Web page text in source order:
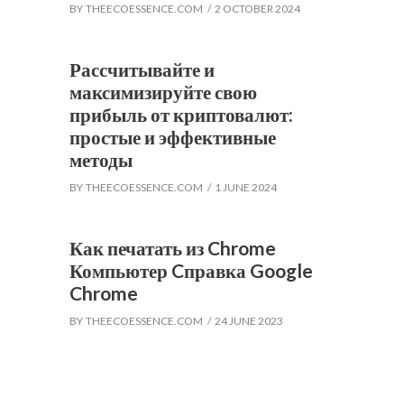
BY THEECOESSENCE.COM 2 OCTOBER 2024
Рассчитывайте и
максимизируйте свою
прибыль от криптовалют:
простые и эффективные
методы
BY THEECOESSENCE.COM 1 JUNE 2024
Как печатать из Chrome
Компьютер Cправка Google
Chrome
BY THEECOESSENCE.COM 24 JUNE 2023